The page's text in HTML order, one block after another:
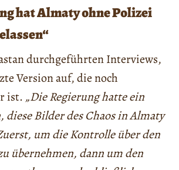
hat Almaty ohne Polizei
durchgeführten Interviews,
Version auf, die noch
ist. „Die Regierung hatte ein
diese Bilder des Chaos in Almaty
um die Kontrolle über den
übernehmen, dann um den